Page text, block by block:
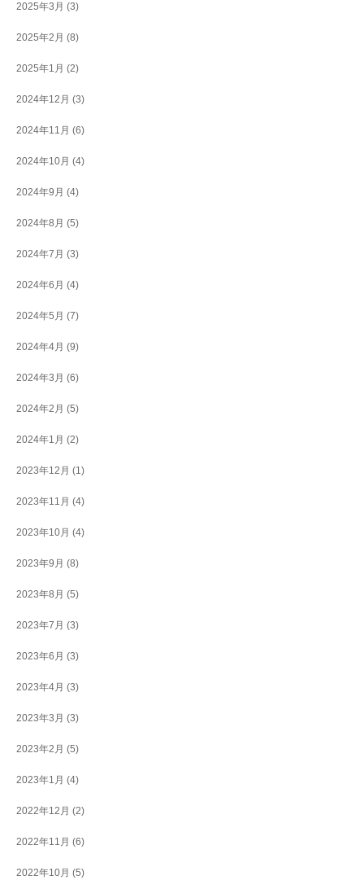
2025年3月 (3)
2025年2月 (8)
2025年1月 (2)
2024年12月 (3)
2024年11月 (6)
2024年10月 (4)
2024年9月 (4)
2024年8月 (5)
2024年7月 (3)
2024年6月 (4)
2024年5月 (7)
2024年4月 (9)
2024年3月 (6)
2024年2月 (5)
2024年1月 (2)
2023年12月 (1)
2023年11月 (4)
2023年10月 (4)
2023年9月 (8)
2023年8月 (5)
2023年7月 (3)
2023年6月 (3)
2023年4月 (3)
2023年3月 (3)
2023年2月 (5)
2023年1月 (4)
2022年12月 (2)
2022年11月 (6)
2022年10月 (5)